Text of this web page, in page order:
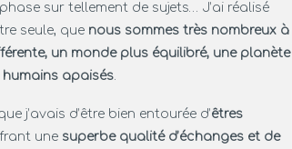
sur tellement de sujets… J’ai réalisé
seule, que nous sommes très nombreux à
un monde plus équilibré, une planète
apaisés.
j’avais d’être bien entourée d’êtres
une superbe qualité d’échanges et de